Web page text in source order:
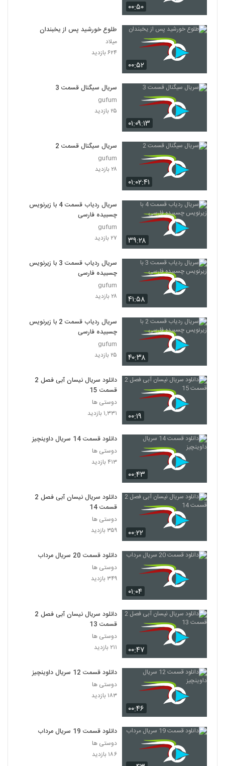
۰۰:۵۰
۰۰:۵۲
طلوع خورشید پس از یخبندان
میلاد
۶۲۴ بازدید
۰۱:۰۹:۱۳
سریال سیگنال قسمت 3
gufum
۲۵ بازدید
۰۱:۰۲:۴۱
سریال سیگنال قسمت 2
gufum
۲۸ بازدید
۳۹:۲۸
سریال ردیاب قسمت 4 با زیرنویس
چسبیده فارسی
gufum
۲۷ بازدید
۴۱:۵۸
سریال ردیاب قسمت 3 با زیرنویس
چسبیده فارسی
gufum
۲۸ بازدید
۴۰:۳۸
سریال ردیاب قسمت 2 با زیرنویس
چسبیده فارسی
gufum
۲۵ بازدید
۰۰:۱۹
دانلود سریال نیسان آبی فصل 2
قسمت 15
دوستی ها
۱,۳۳۱ بازدید
۰۰:۴۳
دانلود قسمت 14 سریال داوینچیز
دوستی ها
۴۱۳ بازدید
۰۰:۲۲
دانلود سریال نیسان آبی فصل 2
قسمت 14
دوستی ها
۳۵۹ بازدید
۰۱:۰۴
دانلود قسمت 20 سریال مرداب
دوستی ها
۳۴۹ بازدید
۰۰:۴۷
دانلود سریال نیسان آبی فصل 2
قسمت 13
دوستی ها
۲۱۱ بازدید
۰۰:۴۶
دانلود قسمت 12 سریال داوینچیز
دوستی ها
۱۸۳ بازدید
دانلود قسمت 19 سریال مرداب
دوستی ها
۱۸۶ بازدید